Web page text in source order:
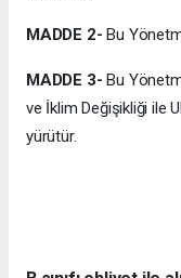
MADDE 2-Bu
MADDE 3-Bu
ve İklim Değişikliği ile
yürütür.